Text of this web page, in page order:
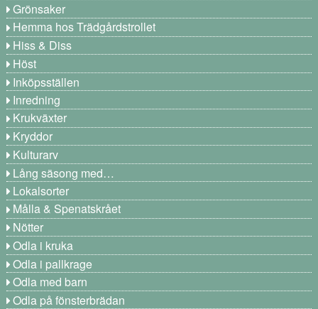
Grönsaker
Hemma hos Trädgårdstrollet
Hiss & Diss
Höst
Inköpsställen
Inredning
Krukväxter
Kryddor
Kulturarv
Lång säsong med…
Lokalsorter
Målla & Spenatskrået
Nötter
Odla i kruka
Odla i pallkrage
Odla med barn
Odla på fönsterbrädan